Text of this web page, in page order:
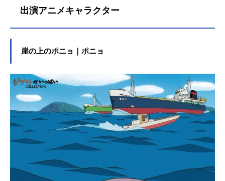
出演アニメキャラクター
崖の上のポニョ｜ポニョ